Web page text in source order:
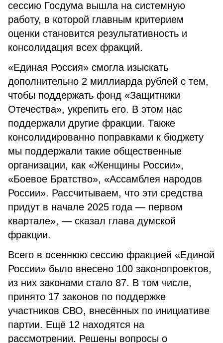
сессию Госдума вышла на системную
работу, в которой главным критерием
оценки становится результативность и
консолидация всех фракций.
«Единая Россия» смогла изыскать
дополнительно 2 миллиарда рублей с тем,
чтобы поддержать фонд «Защитники
Отечества», укрепить его. В этом нас
поддержали другие фракции. Также
консолидированно поправками к бюджету
мы поддержали такие общественные
организации, как «Женщины России»,
«Боевое Братство», «Ассамблея народов
России». Рассчитываем, что эти средства
придут в начале 2025 года — первом
квартале», — сказал глава думской
фракции.
Всего в осеннюю сессию фракцией «Единой
России» было внесено 100 законопроектов,
из них законами стало 87. В том числе,
принято 17 законов по поддержке
участников СВО, внесённых по инициативе
партии. Ещё 12 находятся на
рассмотрении. Решены вопросы о